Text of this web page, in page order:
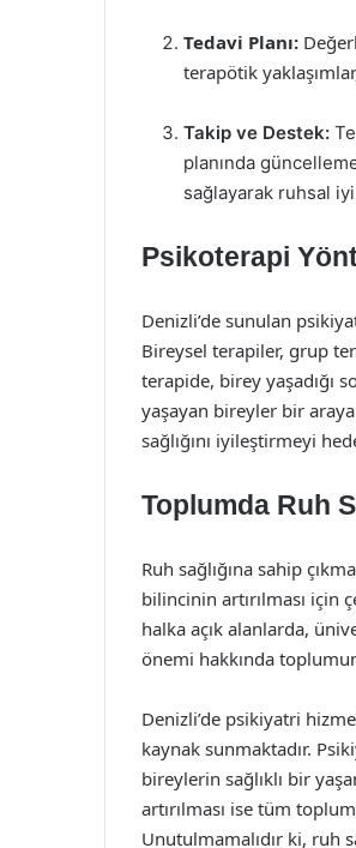
Tedavi Planı:
terapötik
Takip ve Destek:
planında
sağlayarak ruhsal
Psikoterapi
Denizli’de sunulan
Bireysel terapiler, grup
terapide, birey yaşadığı
yaşayan bireyler bir
sağlığını iyileştirmeyi
Toplumda Ruh
Ruh sağlığına sahip
bilincinin artırılması
halka açık alanlarda,
önemi hakkında
Denizli’de psikiyatri
kaynak sunmaktadır.
bireylerin sağlıklı bir
artırılması ise tüm
Unutulmamalıdır ki, ruh